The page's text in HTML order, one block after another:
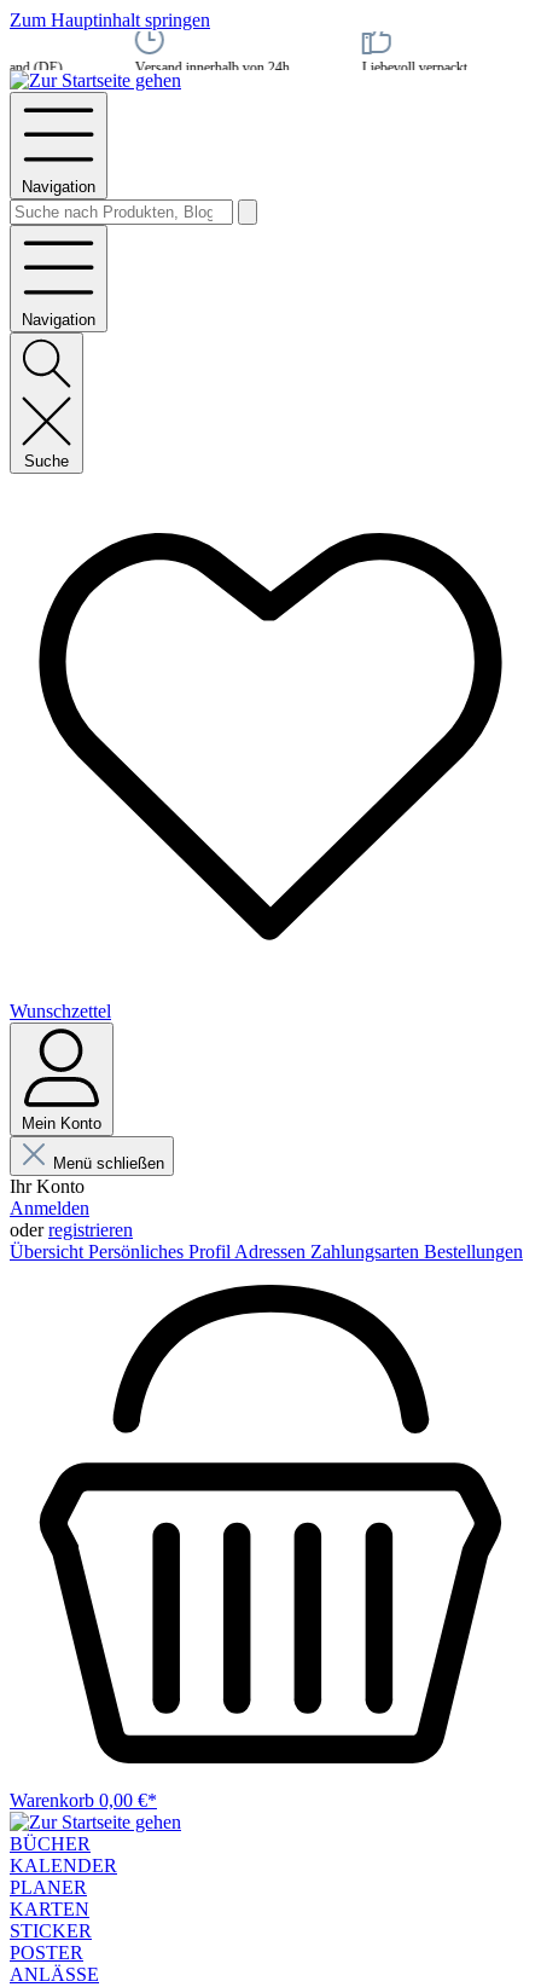
Zum Hauptinhalt springen
(DE) Versand innerhalb von 24h Liebevoll verpackt
Navigation
Navigation
Suche
Wunschzettel
Mein Konto
Menü schließen
Ihr Konto
Anmelden
oderregistrieren
Übersicht Persönliches Profil Adressen Zahlungsarten Bestellungen
Warenkorb 0,00 €*
BÜCHER
KALENDER
PLANER
KARTEN
STICKER
POSTER
ANLÄSSE